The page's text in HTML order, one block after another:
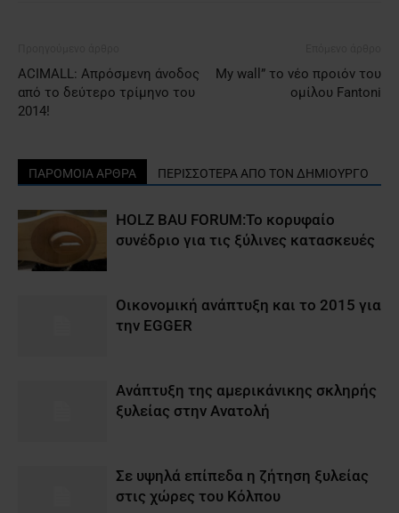
ACIMALL: Απρόσμενη άνοδος
από το δεύτερο τρίμηνο του
2014!
My wall” το νέο προιόν του
ομίλου Fantoni
ΠΑΡΟΜΟΙΑ ΑΡΘΡΑ ΠΕΡΙΣΣΟΤΕΡΑ ΑΠΟ ΤΟΝ ΔΗΜΙΟΥΡΓΟ
HOLZ BAU FORUM:Το κορυφαίο
συνέδριο για τις ξύλινες κατασκευές
Οικονομική ανάπτυξη και το 2015 για
την EGGER
Ανάπτυξη της αμερικάνικης σκληρής
ξυλείας στην Ανατολή
Σε υψηλά επίπεδα η ζήτηση ξυλείας
στις χώρες του Κόλπου